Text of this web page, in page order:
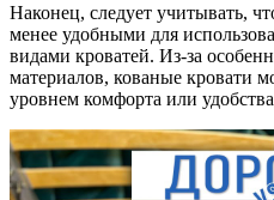
Наконец, следует учитывать,
менее удобными для
видами кроватей. Из-за
материалов, кованые кровати
уровнем комфорта или